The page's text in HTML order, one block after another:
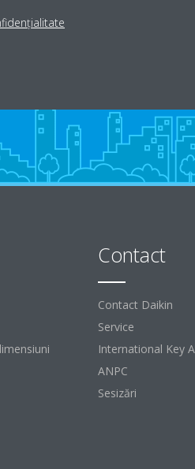
nevoie de suport?
Contact
Contact Daikin
Service
International Key
ANPC
Sesizări